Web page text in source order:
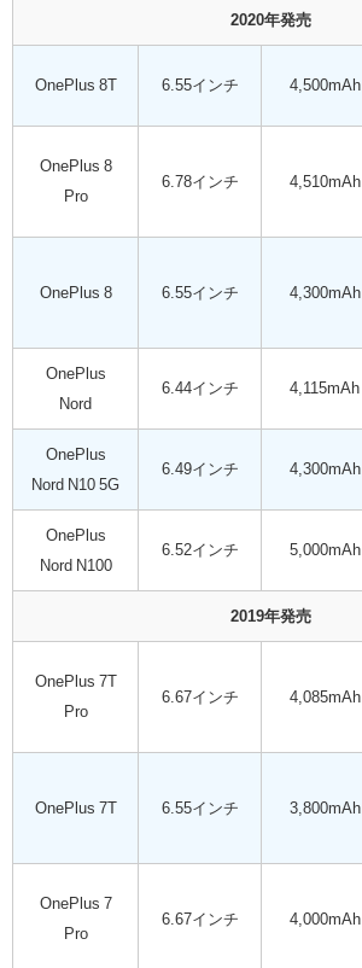
2020年発売
OnePlus 8T 6.55インチ 4,500mAh
OnePlus 8
Pro
6.78インチ 4,510mAh
OnePlus 8 6.55インチ 4,300mAh
OnePlus
Nord
6.44インチ 4,115mAh
OnePlus
Nord N10 5G
6.49インチ 4,300mAh
OnePlus
Nord N100
6.52インチ 5,000mAh
2019年発売
OnePlus 7T
Pro
6.67インチ 4,085mAh
OnePlus 7T 6.55インチ 3,800mAh
OnePlus 7
Pro
6.67インチ 4,000mAh